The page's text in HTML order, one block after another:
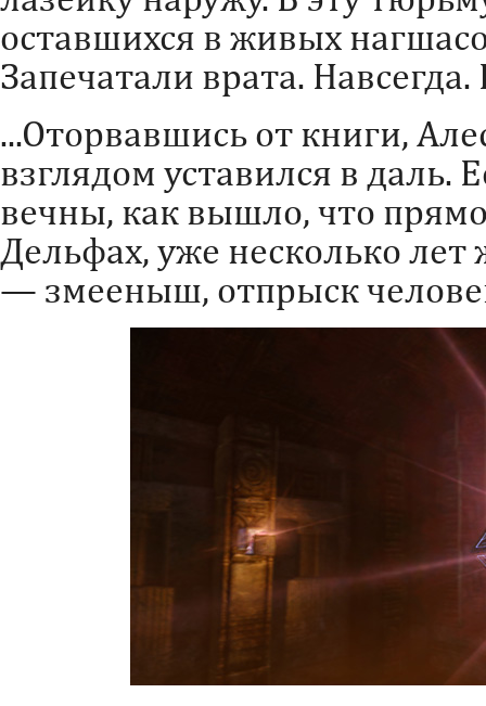
оставшихся в живых
Запечатали врата.
...Оторвавшись от книги,
взглядом уставился в даль.
вечны, как вышло, что
Дельфах, уже несколько
— змееныш, отпрыск